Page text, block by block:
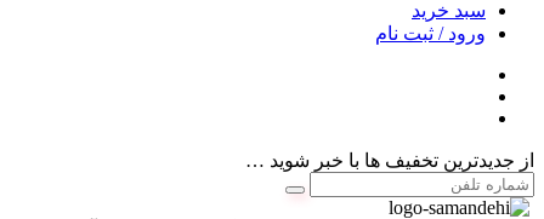
سبد خرید
ورود / ثبت نام
از جدیدترین تخفیف ها با خبر شوید …